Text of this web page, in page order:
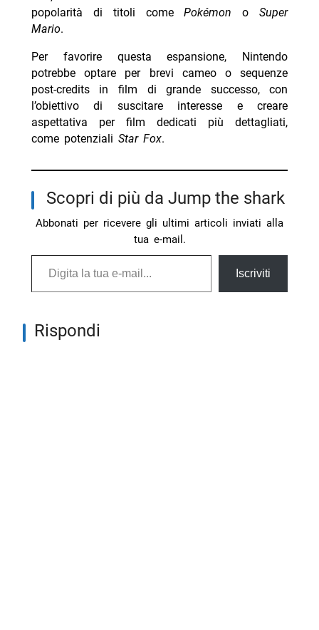
popolarità di titoli comePokémon oSuper
Mario.
Per favorire questa espansione, Nintendo
potrebbe optare per brevi cameo o sequenze
post-credits in film di grande successo, con
l’obiettivo di suscitare interesse e creare
aspettativa per film dedicati più dettagliati,
come potenziali Star Fox.
Scopri di più da Jump the shark
Abbonati per ricevere gli ultimi articoli inviati alla
tua e-mail.
Digita la tua e-mail...
Iscriviti
Rispondi